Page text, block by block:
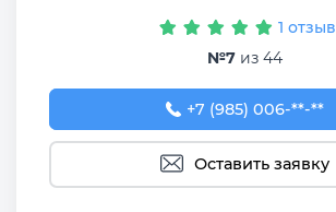
1 отзыв
№7из 44
+7 (985) 006-78-87
+7 (985) 006-**-**
Оставить заявку